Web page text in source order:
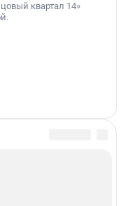
квартал 14»